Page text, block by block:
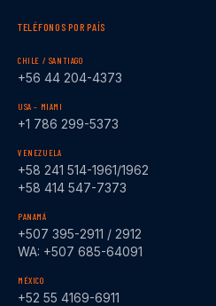
TELÉFONOS POR PAÍS
CHILE / SANTIAGO
+56 44 204-4373
USA – MIAMI
+1 786 299-5373
VENEZUELA
+58 241 514-1961/1962
+58 414 547-7373
PANAMÁ
+507 395-2911 / 2912
WA: +507 685-64091
MÉXICO
+52 55 4169-6911